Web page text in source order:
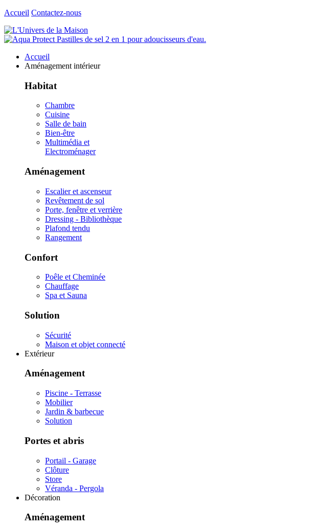
Accueil Contactez-nous
Accueil
Aménagement intérieur
Habitat
Chambre
Cuisine
Salle de bain
Bien-être
Multimédia et
Electroménager
Aménagement
Escalier et ascenseur
Revêtement de sol
Porte, fenêtre et verrière
Dressing - Bibliothèque
Plafond tendu
Rangement
Confort
Poêle et Cheminée
Chauffage
Spa et Sauna
Solution
Sécurité
Maison et objet connecté
Extérieur
Aménagement
Piscine - Terrasse
Mobilier
Jardin & barbecue
Solution
Portes et abris
Portail - Garage
Clôture
Store
Véranda - Pergola
Décoration
Aménagement